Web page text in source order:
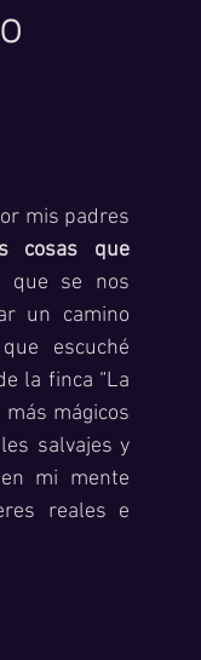
mis padres
cosas que
que se nos
un camino
escuché
la finca “La
mágicos
salvajes y
mi mente
reales e